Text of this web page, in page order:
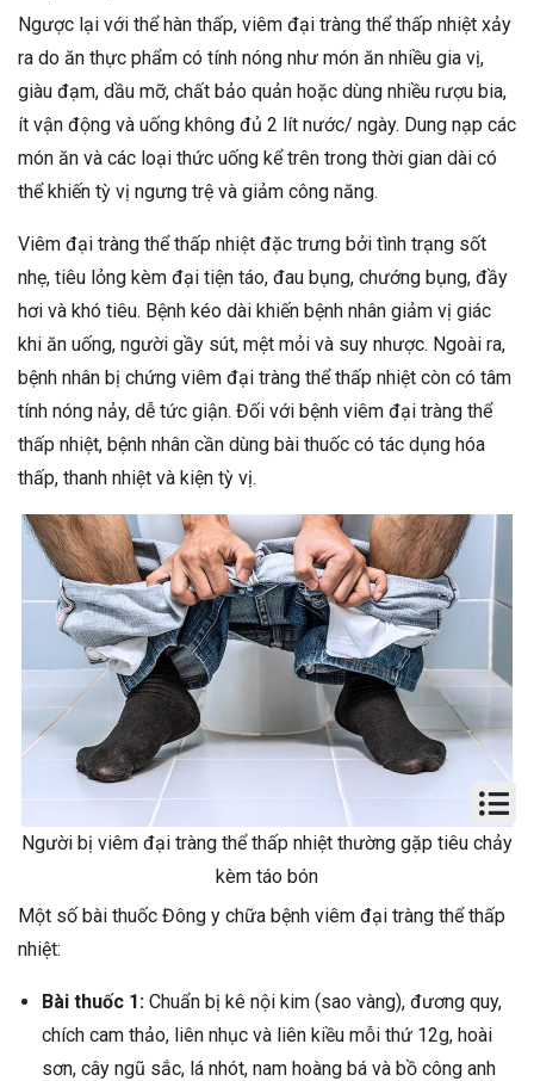
Ngược lại với thể hàn thấp, viêm đại tràng thể thấp nhiệt xảy
ra do ăn thực phẩm có tính nóng như món ăn nhiều gia vị,
giàu đạm, dầu mỡ, chất bảo quản hoặc dùng nhiều rượu bia,
ít vận động và uống không đủ 2 lít nước/ ngày. Dung nạp các
món ăn và các loại thức uống kể trên trong thời gian dài có
thể khiến tỳ vị ngưng trệ và giảm công năng.
Viêm đại tràng thể thấp nhiệt đặc trưng bởi tình trạng sốt
nhẹ, tiêu lỏng kèm đại tiện táo, đau bụng, chướng bụng, đầy
hơi và khó tiêu. Bệnh kéo dài khiến bệnh nhân giảm vị giác
khi ăn uống, người gầy sút, mệt mỏi và suy nhược. Ngoài ra,
bệnh nhân bị chứng viêm đại tràng thể thấp nhiệt còn có tâm
tính nóng nảy, dễ tức giận. Đối với bệnh viêm đại tràng thể
thấp nhiệt, bệnh nhân cần dùng bài thuốc có tác dụng hóa
thấp, thanh nhiệt và kiện tỳ vị.
Người bị viêm đại tràng thể thấp nhiệt thường gặp tiêu chảy
kèm táo bón
Một số bài thuốc Đông y chữa bệnh viêm đại tràng thể thấp
nhiệt:
Bài thuốc 1: Chuẩn bị kê nội kim (sao vàng), đương quy,
chích cam thảo, liên nhục và liên kiều mỗi thứ 12g, hoài
sơn, cây ngũ sắc, lá nhót, nam hoàng bá và bồ công anh